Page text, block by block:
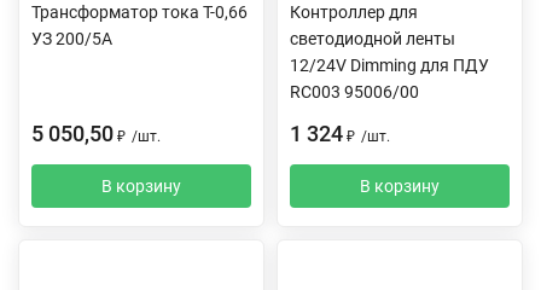
Трансформатор тока Т-0,66
УЗ 200/5А
5 050,50 ₽ /шт.
В корзину
Контроллер для
светодиодной ленты
12/24V Dimming для ПДУ
RC003 95006/00
1 324 ₽ /шт.
В корзину